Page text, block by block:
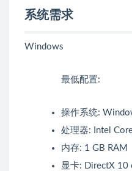
系统需求
Windows
最低配置:
操作系统:
处理器: Intel
内存: 1 GB RAM
显卡: DirectX 10